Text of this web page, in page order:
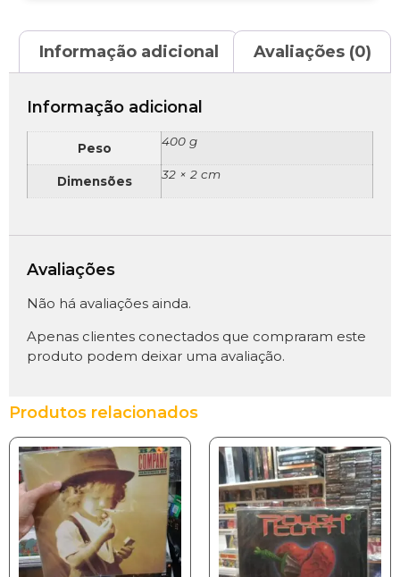
Informação adicional Avaliações (0)
Informação adicional
Peso 400 g
Dimensões 32 × 2 cm
Avaliações
Não há avaliações ainda.
Apenas clientes conectados que compraram este
produto podem deixar uma avaliação.
Produtos relacionados